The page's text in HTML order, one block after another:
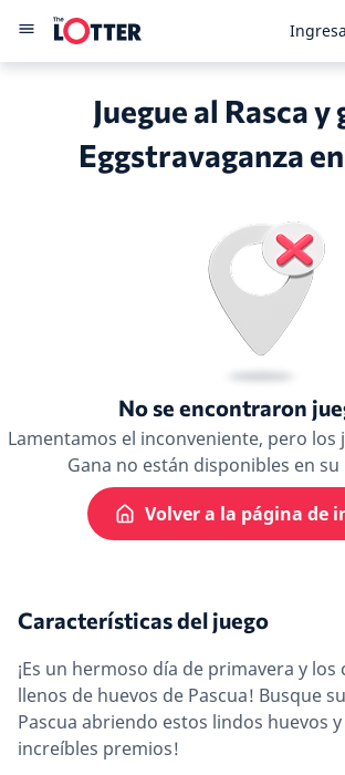
Juegue al Rasca y
Eggstravaganza
No se encontraron
Lamentamos el inconveniente, pero los
Gana no están disponibles en
Volver a la página de
Características del juego
¡Es un hermoso día de primavera y los
llenos de huevos de Pascua! Busque
Pascua abriendo estos lindos huevos
increíbles premios!